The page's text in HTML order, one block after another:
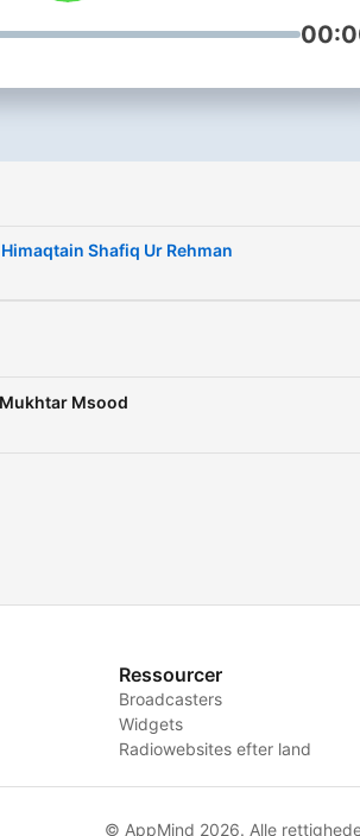
Shafiq Ur Rehman
Msood
Ressourcer
Broadcasters
Widgets
Radiowebsites efter land
© AppMind 2026. Alle